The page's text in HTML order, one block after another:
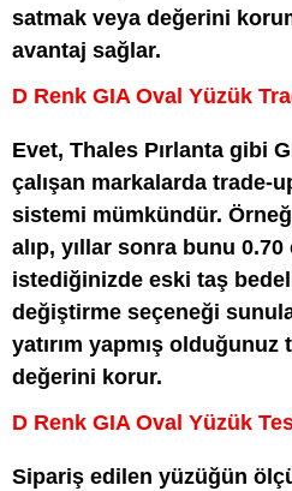
satmak veya değerini
avantaj sağlar.
D Renk GIA Oval Yüzük
Evet, Thales Pırlanta gibi
çalışan markalarda trade-
sistemi mümkündür.
alıp, yıllar sonra bunu
istediğinizde eski taş
değiştirme seçeneği
yatırım yapmış
değerini korur.
D Renk GIA Oval Yüzük
Sipariş edilen yüzüğün